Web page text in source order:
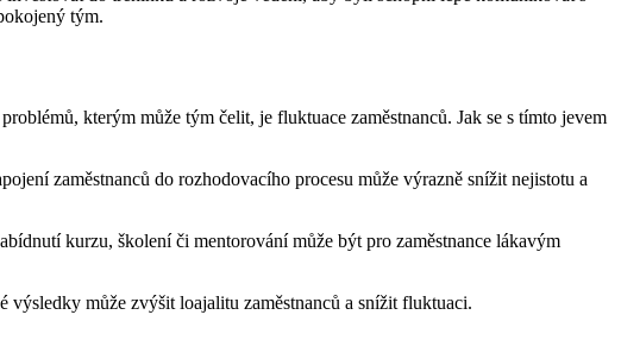
tým.
kterým může tým čelit, je fluktuace zaměstnanců. Jak se s tímto jevem
zaměstnanců do rozhodovacího procesu může výrazně snížit nejistotu a
kurzu, školení či mentorování může být pro zaměstnance lákavým
výsledky může zvýšit loajalitu zaměstnanců a snížit fluktuaci.